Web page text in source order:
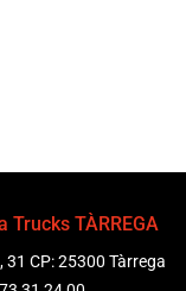
Trucks TÀRREGA
31 CP: 25300 Tàrrega